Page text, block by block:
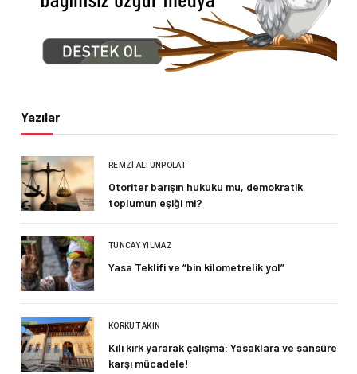
Yazılar
REMZI ALTUNPOLAT
Otoriter barışın hukuku mu, demokratik
toplumun eşiği mi?
TUNCAY YILMAZ
Yasa Teklifi ve “bin kilometrelik yol”
KORKUT AKIN
Kılı kırk yararak çalışma: Yasaklara ve sansüre
karşı mücadele!